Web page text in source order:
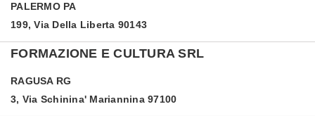
PALERMO PA
199, Via Della Liberta 90143
FORMAZIONE E CULTURA SRL
RAGUSA RG
3, Via Schinina' Mariannina 97100